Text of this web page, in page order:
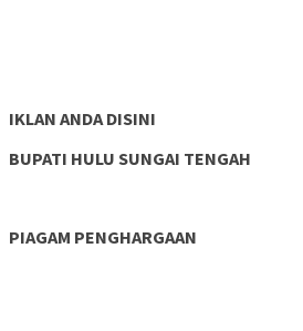
IKLAN ANDA DISINI
BUPATI HULU SUNGAI TENGAH
PIAGAM PENGHARGAAN